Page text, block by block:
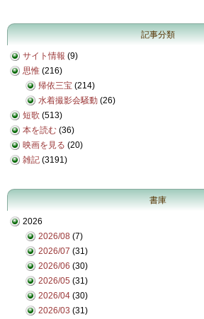
記事分類
サイト情報 (9)
思惟 (216)
帰依三宝 (214)
水着撮影会騒動 (26)
短歌 (513)
本を読む (36)
映画を見る (20)
雑記 (3191)
書庫
2026
2026/08 (7)
2026/07 (31)
2026/06 (30)
2026/05 (31)
2026/04 (30)
2026/03 (31)